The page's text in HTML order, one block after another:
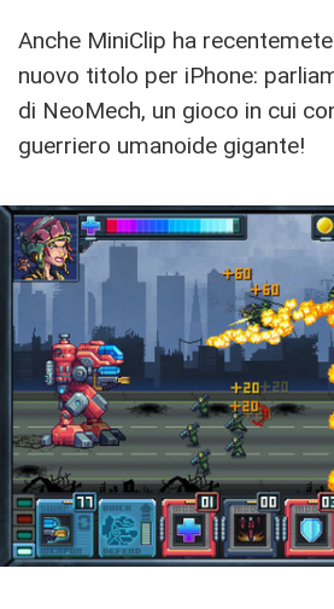
Anche MiniClip ha
nuovo titolo per iPhone:
di NeoMech, un gioco in cui
guerriero umanoide gigante!